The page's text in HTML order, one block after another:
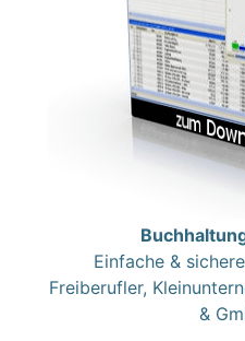
Einfache &
Freiberufler,
&